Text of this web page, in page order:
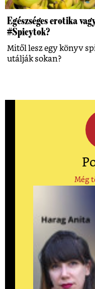
Egészséges erotika
#Spicytok?
Mitől lesz egy könyv
utálják sokan?
Még